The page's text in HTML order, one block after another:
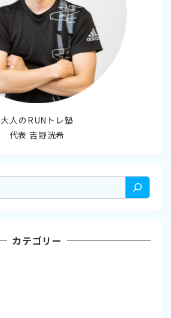
大人のRUNトレ塾
代表 吉野洸希
カテゴリー